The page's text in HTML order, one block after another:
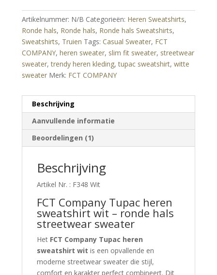
–
Ronde
Hals
Streetwear
Sweater
aantal
Artikelnummer: N/B Categorieën: Heren Sweatshirts,
Ronde hals, Ronde hals, Ronde hals Sweatshirts,
Sweatshirts, Truien Tags: Casual Sweater, FCT
COMPANY, heren sweater, slim fit sweater, streetwear
sweater,trendy heren kleding,tupac sweatshirt, witte
sweater Merk: FCT COMPANY
Beschrijving
Aanvullende informatie
Beoordelingen (1)
Beschrijving
Artikel Nr. : F348 Wit
FCT Company Tupac heren
sweatshirt wit – ronde hals
streetwear sweater
Het FCT Company Tupac heren
sweatshirt wit is een opvallende en
moderne streetwear sweater die stijl,
comfort en karakter perfect combineert. Dit